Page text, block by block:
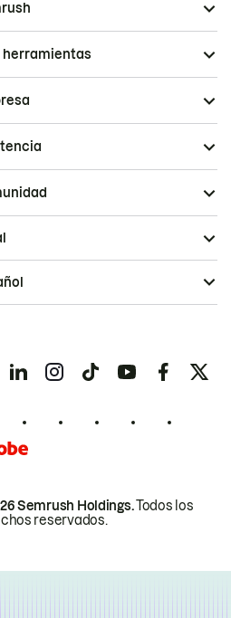
herramientas
Semrush Holdings.Todos los
reservados.